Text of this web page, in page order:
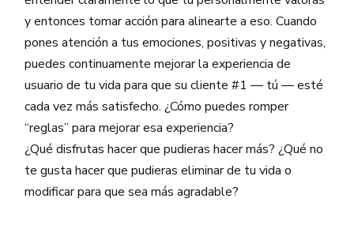
y entonces tomar acción para alinearte a eso. Cuando
pones atención a tus emociones, positivas y negativas,
puedes continuamente mejorar la experiencia de
usuario de tu vida para que su cliente #1 — tú — esté
cada vez más satisfecho. ¿Cómo puedes romper
“reglas” para mejorar esa experiencia?
¿Qué disfrutas hacer que pudieras hacer más? ¿Qué no
te gusta hacer que pudieras eliminar de tu vida o
modificar para que sea más agradable?